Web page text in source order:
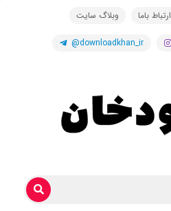
ارتباط باما وبلاگ سایت
@downloadkhan_ir